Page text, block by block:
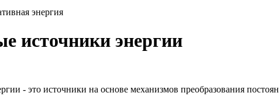
энергия
источники энергии
- это источники на основе механизмов преобразования